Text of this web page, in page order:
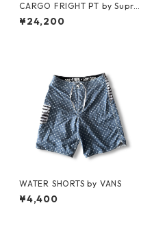
CARGO FRIGHT PT by Supre
me
¥24,200
WATER SHORTS by VANS
¥4,400